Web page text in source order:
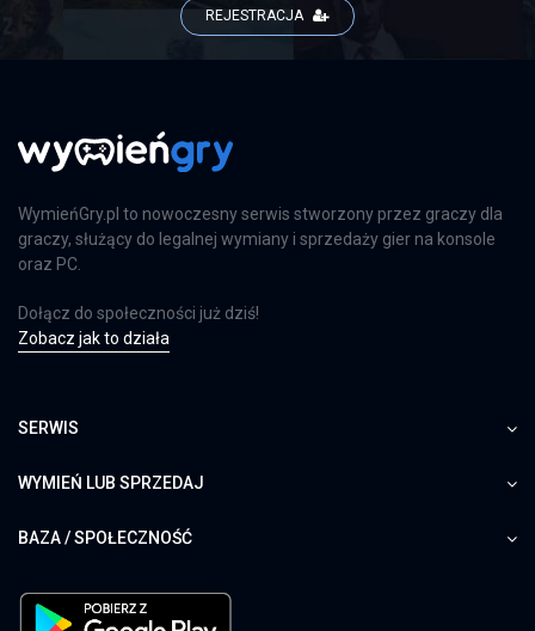
REJESTRACJA
WymieńGry.pl to nowoczesny serwis stworzony przez graczy dla
graczy, służący do legalnej wymiany i sprzedaży gier na konsole
oraz PC.
Dołącz do społeczności już dziś!
Zobacz jak to działa
SERWIS
WYMIEŃ LUB SPRZEDAJ
BAZA / SPOŁECZNOŚĆ